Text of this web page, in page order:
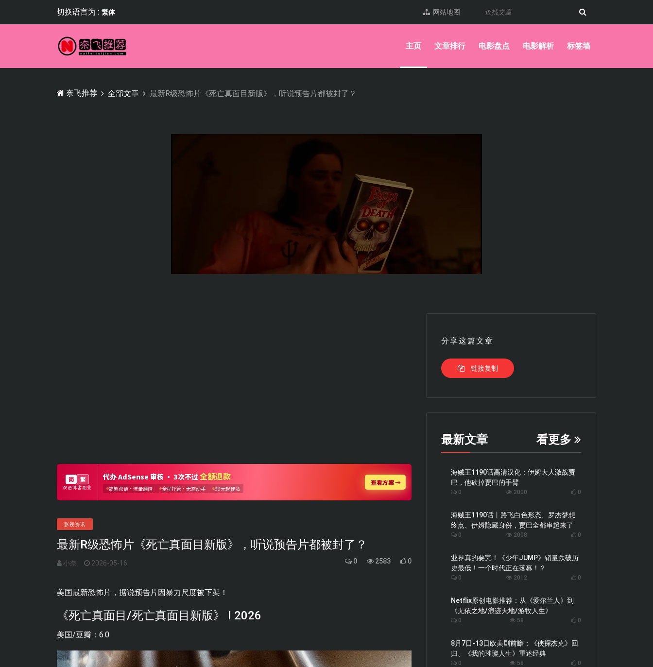
切换语言为 : 繁体 网站地图
主页 文章排行 电影盘点 电影解析 标签墙
奈飞推荐 全部文章 最新R级恐怖片《死亡真面目新版》，听说预告片都被封了？
影视资讯
最新R级恐怖片《死亡真面目新版》，听说预告片都被封了？
小奈 2026-05-16 0 2583 0
美国最新恐怖片，据说预告片因暴力尺度被下架！
《死亡真面目/死亡真面目新版》 I 2026
美国/豆瓣：6.0
分享这篇文章
链接复制
最新文章 看更多
海贼王1190话高清汉化：伊姆大人激战贾
巴，他砍掉贾巴的手臂
0 2000 0
海贼王1190话丨路飞白色形态、罗杰梦想
终点、伊姆隐藏身份，贾巴全都串起来了
0 2008 0
业界真的要完！《少年JUMP》销量跌破历
史最低！一个时代正在落幕！？
0 2012 0
Netflix原创电影推荐：从《爱尔兰人》到
《无依之地/浪迹天地/游牧人生》
0 58 0
8月7日-13日欧美剧前瞻：《侠探杰克》回
归、《我的璀璨人生》重述经典
0 58 0